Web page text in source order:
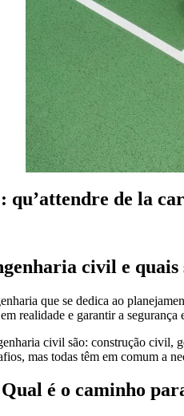
qu’attendre de la
civil e quais
que se dedica ao
realidade e garantir a segurança
civil são: construção civil,
mas todas têm em comum a
é o caminho